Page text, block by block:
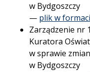
w Bydgoszczy
— plik w
Zarządzenie nr
Kuratora
w sprawie
w Bydgoszczy